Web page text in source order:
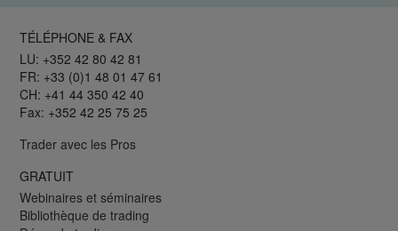
TÉLÉPHONE & FAX
LU: +352 42 80 42 81
FR: +33 (0)1 48 01 47 61
CH: +41 44 350 42 40
Fax: +352 42 25 75 25
Trader avec les Pros
GRATUIT
Webinaires et séminaires
Bibliothèque de trading